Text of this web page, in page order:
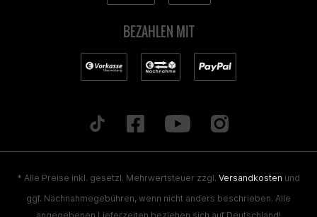
BEZAHLEN MIT
* Alle Preise inkl. gesetzl. Mehrwertsteuer zzgl. Versandkosten und
ggf. Nachnahmegebühren, wenn nicht anders beschrieben. Alle